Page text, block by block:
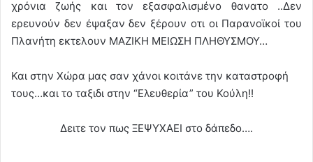
χρόνια ζωής και τον εξασφαλισμένο θανατο ..Δεν
ερευνούν δεν έψαξαν δεν ξέρουν οτι οι Παρανοϊκοί του
Πλανήτη εκτελουν ΜΑΖΙΚΗ ΜΕΙΩΣΗ ΠΛΗΘΥΣΜΟΥ…
Και στην Χώρα μας σαν χάνοι κοιτάνε την καταστροφή
τους…και το ταξιδι στην “Ελευθερία” του Κούλη!!
Δειτε τον πως ΞΕΨΥΧΑΕΙ στο δάπεδο….